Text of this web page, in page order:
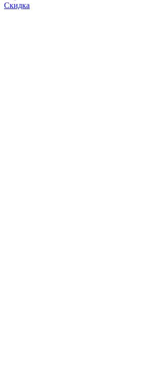
Скидка